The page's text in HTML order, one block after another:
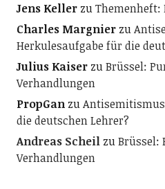
Jens KellerzuThemenheft:
Charles Margnierzu
Herkulesaufgabe für die
Julius KaiserzuBrüssel:
Verhandlungen
PropGanzu
die deutschen Lehrer?
Andreas ScheilzuBrüssel:
Verhandlungen